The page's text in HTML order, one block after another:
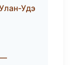
Удэ
—